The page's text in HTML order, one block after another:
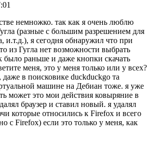
немножко. так как я очень люблю
(разные с большим разрешением для
и.т.д.), я сегодня обнаружил что при
из Гугла нет возможности выбрать
было раньше и даже кнопки скачать
меня, это у меня только или у всех?
в поисковике duckduckgo та
машине на Дебиан тоже. я уже
может это мои действия ковыряние в
браузер и ставил новый. я удалял
которые относились к Firefox и всего
с Firefox) если это только у меня, как